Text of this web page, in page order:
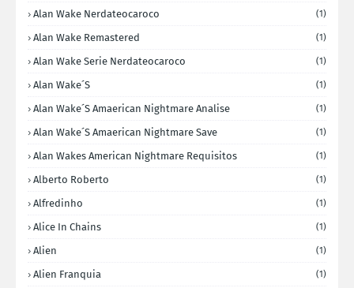
Alan Wake Nerdateocaroco (1)
Alan Wake Remastered (1)
Alan Wake Serie Nerdateocaroco (1)
Alan Wake´s (1)
Alan Wake´s Amaerican Nightmare Analise (1)
Alan Wake´s Amaerican Nightmare Save (1)
Alan Wakes American Nightmare Requisitos (1)
Alberto Roberto (1)
Alfredinho (1)
Alice In Chains (1)
Alien (1)
Alien Franquia (1)